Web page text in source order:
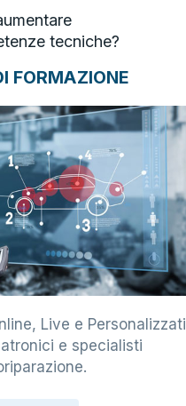
tecniche?
FORMAZIONE
Live e Personalizzati
e specialisti